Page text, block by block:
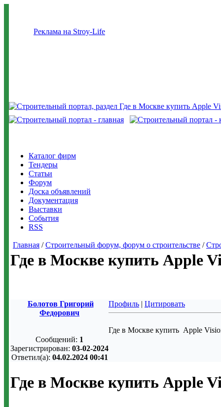
Реклама на Stroy-Life
Каталог фирм
Тендеры
Статьи
Форум
Доска объявлений
Документация
Выставки
События
RSS
Главная /Строительный форум, форум о строительстве /
Где в Москве купить Apple
Болотов Григорий
Федорович
Сообщений: 1
Зарегистрирован: 03-02-2024
Ответил(а): 04.02.2024 00:41
Профиль | Цитировать
Где в Москве купить Apple
Где в Москве купить Apple